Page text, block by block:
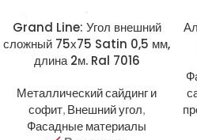
Grand Line: Угол внешний
сложный 75х75 Satin 0,5 мм,
длина 2м. Ral 7016
Металлический сайдинг и
софит, Внешний угол,
Фасадные материалы